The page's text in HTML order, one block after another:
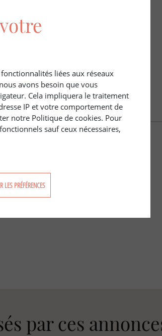
par ces
liées aux réseaux
avons besoin que vous
Cela impliquera le traitement
IP et votre comportement de
notre Politique de cookies. Pour
sauf ceux nécessaires,
LES PRÉFÉRENCES